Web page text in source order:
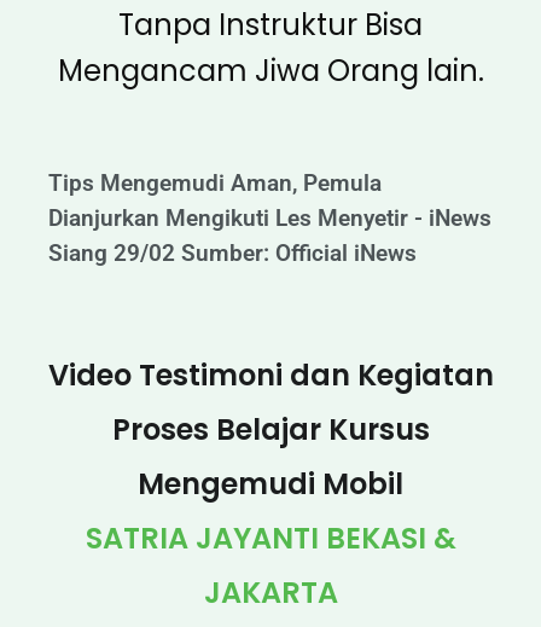
Tanpa Instruktur Bisa
Mengancam Jiwa Orang lain.
Tips Mengemudi Aman, Pemula
Dianjurkan Mengikuti Les Menyetir - iNews
Siang 29/02 Sumber: Official iNews
Video Testimoni dan Kegiatan
Proses Belajar Kursus
Mengemudi Mobil
SATRIA JAYANTI BEKASI &
JAKARTA